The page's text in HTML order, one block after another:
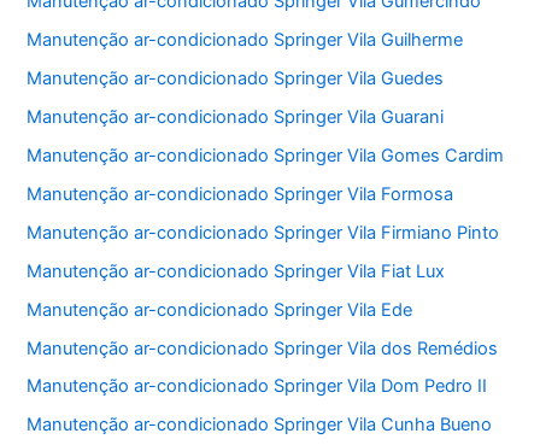
Manutenção ar-condicionado Springer Vila Guilherme
Manutenção ar-condicionado Springer Vila Guedes
Manutenção ar-condicionado Springer Vila Guarani
Manutenção ar-condicionado Springer Vila Gomes Cardim
Manutenção ar-condicionado Springer Vila Formosa
Manutenção ar-condicionado Springer Vila Firmiano Pinto
Manutenção ar-condicionado Springer Vila Fiat Lux
Manutenção ar-condicionado Springer Vila Ede
Manutenção ar-condicionado Springer Vila dos Remédios
Manutenção ar-condicionado Springer Vila Dom Pedro II
Manutenção ar-condicionado Springer Vila Cunha Bueno